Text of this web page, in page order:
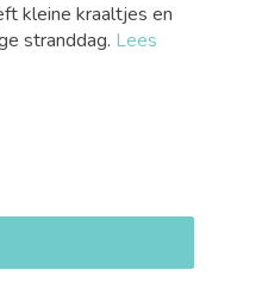
kleine kraaltjes en
stranddag. Lees